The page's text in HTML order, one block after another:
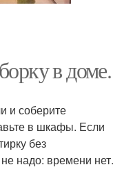
в доме.
и соберите
в шкафы. Если
без
надо: времени нет.